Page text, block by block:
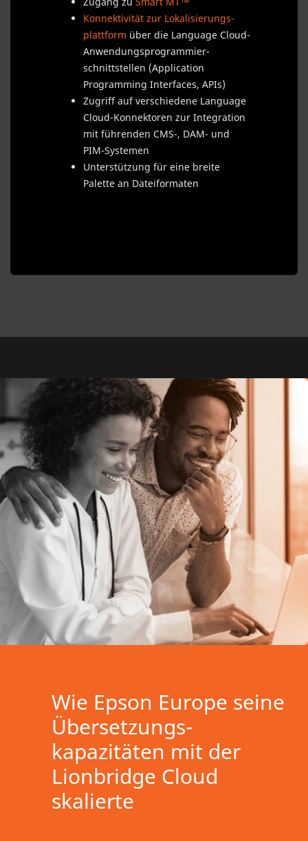
Konnektivität zur Lokalisierungs­
plattform über die Language Cloud-
Anwendungs­programmier­
schnittstellen (Application
Programming Interfaces, APIs)
Zugriff auf verschiedene Language
Cloud-Konnektoren zur Integration
mit führenden CMS-, DAM- und
PIM-Systemen
Unterstützung für eine breite
Palette an Dateiformaten
Wie Epson Europe seine
Übersetzungs­
kapazitäten mit der
Lionbridge Cloud
skalierte